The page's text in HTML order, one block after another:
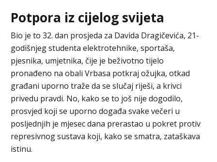
Potpora iz cijelog svijeta
Bio je to 32. dan prosjeda za Davida Dragičevića, 21-
godišnjeg studenta elektrotehnike, sportaša,
pjesnika, umjetnika, čije je beživotno tijelo
pronađeno na obali Vrbasa potkraj ožujka, otkad
građani uporno traže da se slučaj riješi, a krivci
privedu pravdi. No, kako se to još nije dogodilo,
prosvjed koji se uporno događa svake večeri u
posljednjih je mjesec dana prerastao u pokret protiv
represivnog sustava koji, kako se smatra, zataškava
istinu.